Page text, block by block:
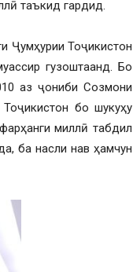
таъкид гардид.
Ҷумҳурии Тоҷикистон
гузоштаанд. Бо
аз ҷониби Созмони
бо шукуҳу
миллӣ табдил
ба насли нав ҳамчун